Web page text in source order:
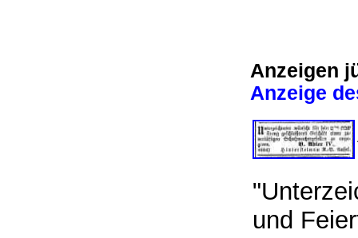
Anzeigen
Anzeige
und